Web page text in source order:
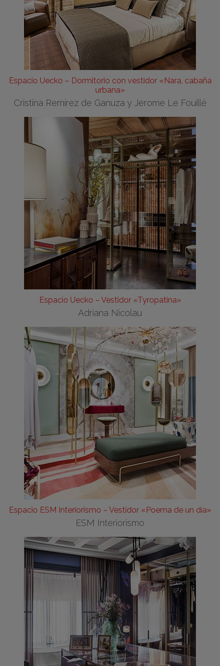
Espacio Uecko – Dormitorio con vestidor «Nara, cabaña
urbana»
Cristina Remírez de Ganuza y Jerome Le Fouillé
Espacio Uecko – Vestidor «Tyropatina»
Adriana Nicolau
Espacio ESM Interiorismo – Vestidor «Poema de un día»
ESM Interiorismo